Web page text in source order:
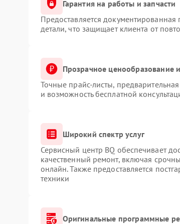
Гарантия на работы и запчасти
Предоставляется
детали, что защищает клиента от
Прозрачное ценообразование
Точные прайс-листы,
и возможность бесплатной
Широкий спектр услуг
Сервисный центр BQ обеспечивает
качественный ремонт, включая
онлайн. Также предоставляется
техники
Оригинальные программные